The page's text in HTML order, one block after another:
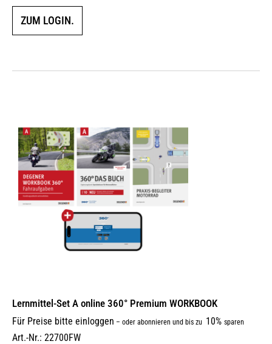
ZUM LOGIN.
Lernmittel-Set A online 360° Premium WORKBOOK
Für Preise bitte einloggen – oder abonnieren und bis zu 10% sparen
Art.-Nr.: 22700FW